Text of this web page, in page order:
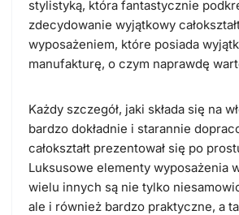
stylistyką, która fantastycznie
zdecydowanie wyjątkowy
wyposażeniem, które posiada
manufakturę, o czym naprawdę
Każdy szczegół, jaki składa się na
bardzo dokładnie i starannie
całokształt prezentował się po
Luksusowe elementy wyposażenia
wielu innych są nie tylko
ale i również bardzo praktyczne, a